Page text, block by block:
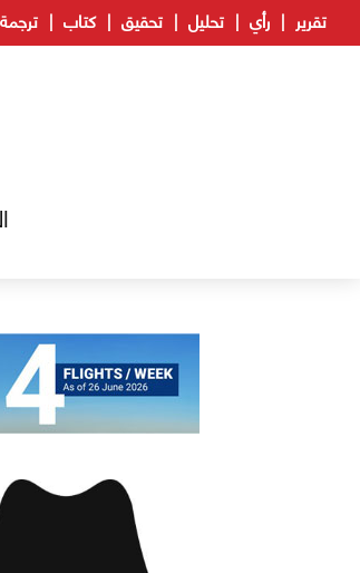
تقرير رأي تحليل تحقيق كتاب ترجمة